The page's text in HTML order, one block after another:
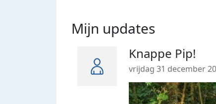
Mijn updates
Knappe Pip!
vrijdag 31 december